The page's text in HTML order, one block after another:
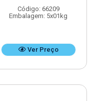
Código: 66209
Embalagem: 5x01kg
Ver Preço